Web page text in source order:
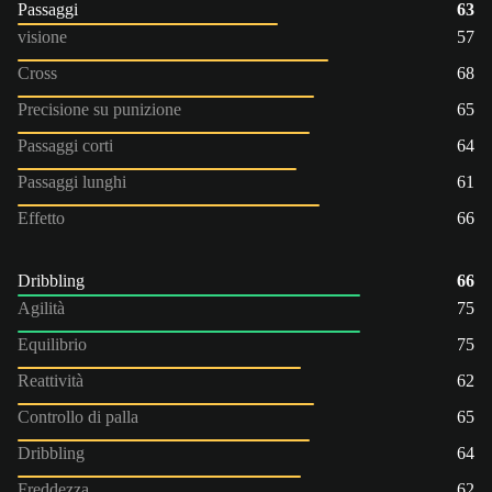
Passaggi
63
visione
57
Cross
68
Precisione su punizione
65
Passaggi corti
64
Passaggi lunghi
61
Effetto
66
Dribbling
66
Agilità
75
Equilibrio
75
Reattività
62
Controllo di palla
65
Dribbling
64